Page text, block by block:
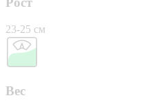
23-25 см
Вес